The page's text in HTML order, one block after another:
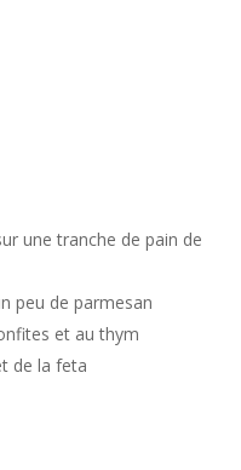
une tranche de pain de
peu de parmesan
et au thym
de la feta